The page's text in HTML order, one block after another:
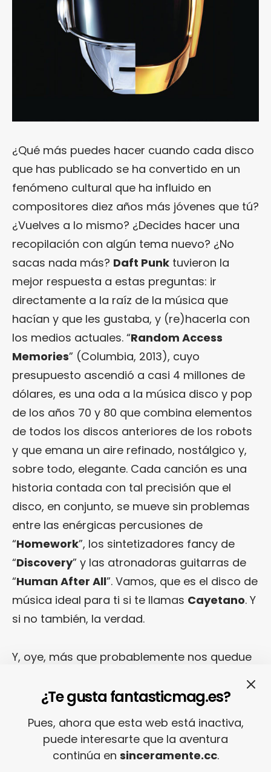
¿Qué más puedes hacer cuando cada disco
que has publicado se ha convertido en un
fenómeno cultural que ha influido en
compositores diez años más jóvenes que tú?
¿Vuelves a lo mismo? ¿Decides hacer una
recopilación con algún tema nuevo? ¿No
sacas nada más? Daft Punk tuvieron la
mejor respuesta a estas preguntas: ir
directamente a la raíz de la música que
hacían y que les gustaba, y (re)hacerla con
los medios actuales. “Random Access
Memories” (Columbia, 2013), cuyo
presupuesto ascendió a casi 4 millones de
dólares, es una oda a la música disco y pop
de los años 70 y 80 que combina elementos
de todos los discos anteriores de los robots
y que emana un aire refinado, nostálgico y,
sobre todo, elegante. Cada canción es una
historia contada con tal precisión que el
disco, en conjunto, se mueve sin problemas
entre las enérgicas percusiones de
“Homework”, los sintetizadores fancy de
“Discovery” y las atronadoras guitarras de
“Human After All”. Vamos, que es el disco de
música ideal para ti si te llamas Cayetano. Y
si no también, la verdad.
Y, oye, más que probablemente nos quedue
hayamos tocado… Pero, como no tenemos
estudiao . ¡Larga vida a los robots![Más
información en la web de Daft Punk
¿Te gusta fantasticmag.es?
Pues, ahora que esta web está inactiva,
puede interesarte que la aventura
continúa en sinceramente.cc.